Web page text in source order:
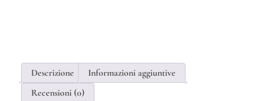
Descrizione
Informazioni aggiuntive
Recensioni (0)